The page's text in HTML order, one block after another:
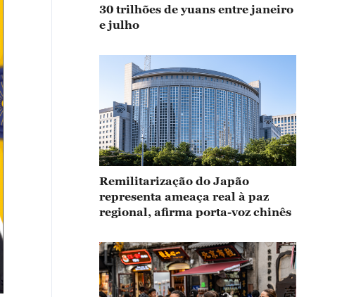
30 trilhões de yuans entre janeiro
e julho
Remilitarização do Japão
representa ameaça real à paz
regional, afirma porta-voz chinês